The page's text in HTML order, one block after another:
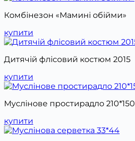
Комбінезон «Мамині обійми»
купити
Дитячій флісовий костюм 2015
купити
Муслінове простирадло 210*150
купити